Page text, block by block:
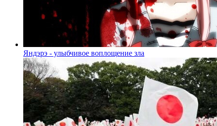
Яндэрэ - улыбчивое воплощение зла